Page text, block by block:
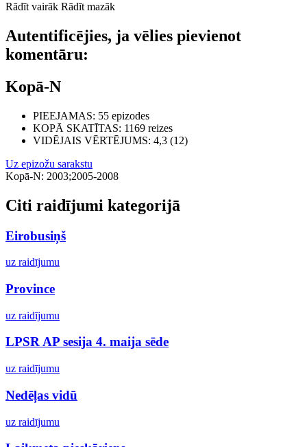
Rādīt vairāk Rādīt mazāk
Autentificējies, ja vēlies pievienot
komentāru:
Kopā-N
PIEEJAMAS: 55 epizodes
KOPĀ SKATĪTAS: 1169 reizes
VIDĒJAIS VĒRTĒJUMS: 4,3 (12)
Uz epizožu sarakstu
Kopā-N: 2003;2005-2008
Citi raidījumi kategorijā
Eirobusiņš
uz raidījumu
Province
uz raidījumu
LPSR AP sesija 4. maija sēde
uz raidījumu
Nedēļas vidū
uz raidījumu